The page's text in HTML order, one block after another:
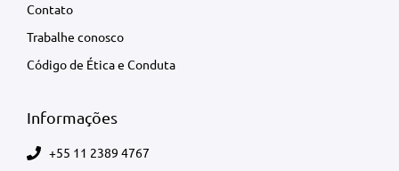
Contato
Trabalhe conosco
Código de Ética e Conduta
Informações
+55 11 2389 4767